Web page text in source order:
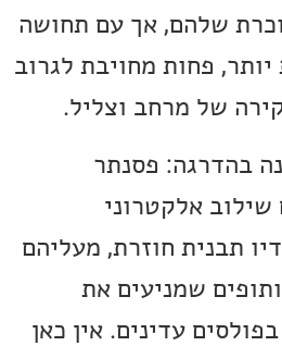
אך עם תחושה
מחויבת לגרוב
וצליל.
פסנתר
מעליהם
את
אין כאן